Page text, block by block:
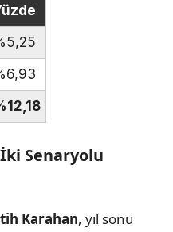
Senaryolu
Karahan, yıl sonu